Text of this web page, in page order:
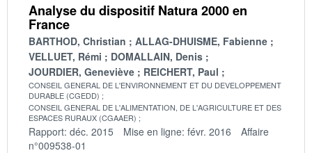
Analyse du dispositif Natura 2000 en
France
BARTHOD, Christian
ALLAG-DHUISME, Fabienne
VELLUET, Rémi
DOMALLAIN, Denis
JOURDIER, Geneviève
REICHERT, Paul
CONSEIL GENERAL DE L'ENVIRONNEMENT ET DU DEVELOPPEMENT
DURABLE (CGEDD)
CONSEIL GENERAL DE L'ALIMENTATION, DE L'AGRICULTURE ET DES
ESPACES RURAUX (CGAAER)
Rapport: déc. 2015 Mise en ligne: févr. 2016
Affaire
n°009538-01